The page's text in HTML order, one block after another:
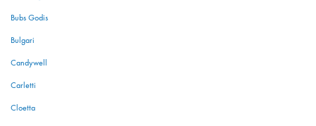
Bubs Godis
Bulgari
Candywell
Carletti
Cloetta